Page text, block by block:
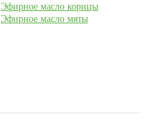
Эфирное масло корицы
Эфирное масло мяты